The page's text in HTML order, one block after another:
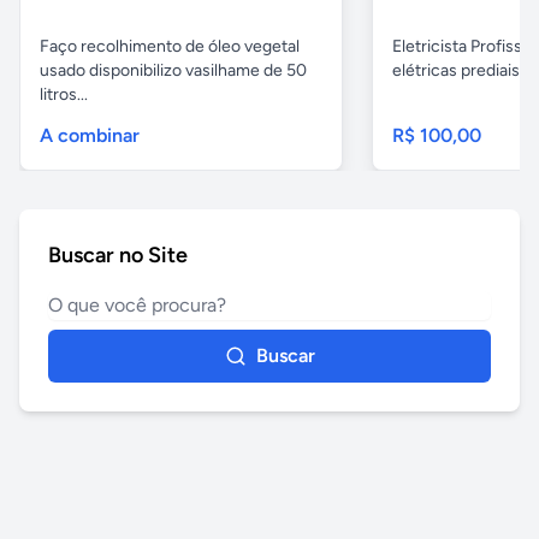
Faço recolhimento de óleo vegetal
usado disponibilizo vasilhame de 50
litros...
A combinar
Eletricista
elétricas prediais e
R$ 100,00
Buscar no Site
Buscar